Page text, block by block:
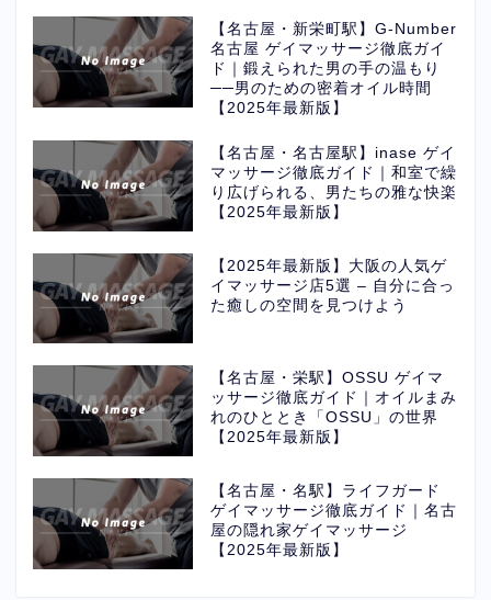
【名古屋・新栄町駅】G-Number
名古屋 ゲイマッサージ徹底ガイ
ド｜鍛えられた男の手の温もり
──男のための密着オイル時間
【2025年最新版】
【名古屋・名古屋駅】inase ゲイ
マッサージ徹底ガイド｜和室で繰
り広げられる、男たちの雅な快楽
【2025年最新版】
【2025年最新版】大阪の人気ゲ
イマッサージ店5選 – 自分に合っ
た癒しの空間を見つけよう
【名古屋・栄駅】OSSU ゲイマ
ッサージ徹底ガイド｜オイルまみ
れのひととき「OSSU」の世界
【2025年最新版】
【名古屋・名駅】ライフガード
ゲイマッサージ徹底ガイド｜名古
屋の隠れ家ゲイマッサージ
【2025年最新版】